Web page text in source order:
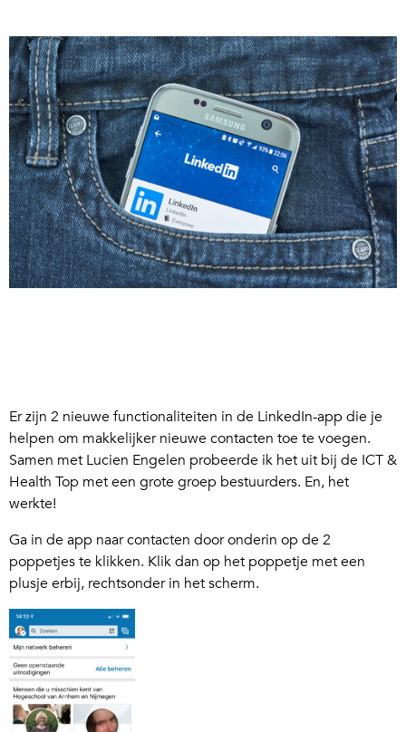
Er zijn 2 nieuwe functionaliteiten in de LinkedIn-app die je
helpen om makkelijker nieuwe contacten toe te voegen.
Samen met Lucien Engelen probeerde ik het uit bij de ICT &
Health Top met een grote groep bestuurders. En, het
werkte!
Ga in de app naar contacten door onderin op de 2
poppetjes te klikken. Klik dan op het poppetje met een
plusje erbij, rechtsonder in het scherm.